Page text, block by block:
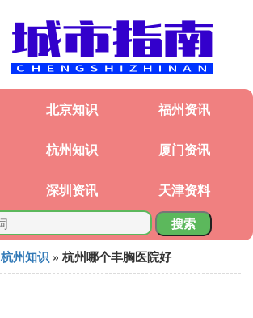
北京知识 福州资讯
杭州知识 厦门资讯
深圳资讯 天津资料
搜索
杭州知识 » 杭州哪个丰胸医院好